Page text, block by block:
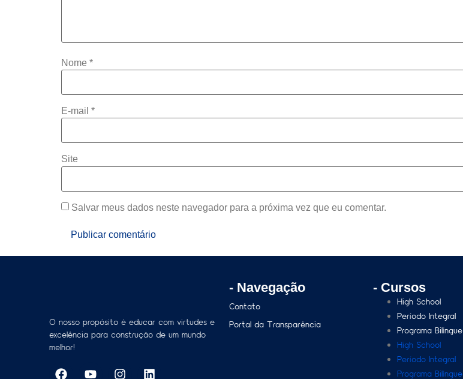
Nome *
E-mail *
Site
Salvar meus dados neste navegador para a próxima vez que eu comentar.
O nosso propósito é educar com virtudes e
excelência para construção de um mundo
melhor!
- Navegação
Contato
Portal da Transparência
- Cursos
High School
Período Integral
Programa Bilíngue
High School
Período Integral
Programa Bilíngue